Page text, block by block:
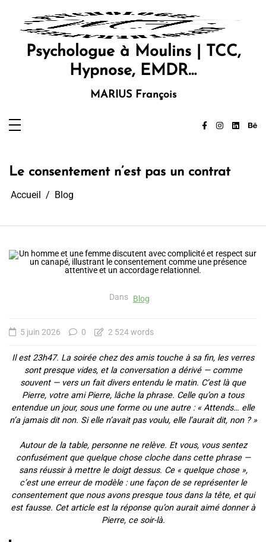
contenu
Psychologue à Moulins | TCC,
Hypnose, EMDR…
MARIUS François
Le consentement n’est pas un contrat
Accueil Blog
Dans Blog
5 juin 2026 0 2 524 words
Il est 23h47. La soirée chez des amis touche à sa fin, les verres
sont presque vides, et la conversation a dérivé — comme
souvent — vers un fait divers entendu le matin. C’est là que
Pierre, votre ami Pierre, lâche la phrase. Celle qu’on a tous
entendue un jour, sous une forme ou une autre : « Attends… elle
n’a jamais dit non. Si elle n’avait pas voulu, elle l’aurait dit, non ? »
Autour de la table, personne ne relève. Et vous, vous sentez
confusément que quelque chose cloche dans cette phrase —
sans réussir à mettre le doigt dessus. Ce « quelque chose »,
c’est une erreur de modèle : une façon de se représenter le
consentement que nous avons presque tous dans la tête, et qui
est fausse. Cet article est la réponse qu’on aurait aimé donner à
Pierre, ce soir-là.